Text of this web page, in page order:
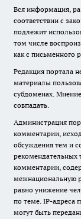
Вся информация,
соответствии с
подлежит
том числе
как с письменного
Редакция портала
материалы
субдоменах.
совпадать.
Администрация
комментарии,
обсуждения тем и
рекомендательных
комментарии,
межнациональную
равно унижение
по теме. IP-адреса
могут быть